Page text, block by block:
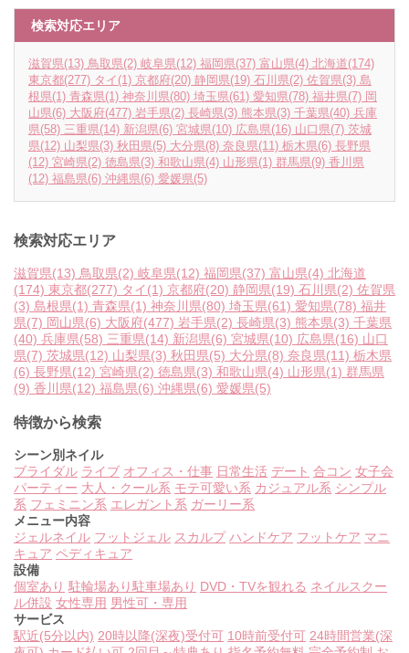
検索対応エリア
滋賀県(13) 鳥取県(2) 岐阜県(12) 福岡県(37) 富山県(4) 北海道(174)
東京都(277) タイ (1) 京都府(20) 静岡県(19) 石川県(2) 佐賀県(3) 島
根県(1) 青森県(1) 神奈川県(80) 埼玉県(61) 愛知県(78) 福井県(7) 岡
山県(6) 大阪府(477) 岩手県(2) 長崎県(3) 熊本県(3) 千葉県(40) 兵庫
県(58) 三重県(14) 新潟県(6) 宮城県(10) 広島県(16) 山口県(7) 茨城
県(12) 山梨県(3) 秋田県(5) 大分県(8) 奈良県(11) 栃木県(6) 長野県
(12) 宮崎県(2) 徳島県(3) 和歌山県(4) 山形県(1) 群馬県(9) 香川県
(12) 福島県(6) 沖縄県(6) 愛媛県(5)
検索対応エリア
滋賀県(13) 鳥取県(2) 岐阜県(12) 福岡県(37) 富山県(4) 北海道
(174) 東京都(277) タイ(1) 京都府(20) 静岡県(19) 石川県(2) 佐賀県
(3) 島根県(1) 青森県(1) 神奈川県(80) 埼玉県(61) 愛知県(78) 福井
県(7) 岡山県(6) 大阪府(477) 岩手県(2) 長崎県(3) 熊本県(3) 千葉県
(40) 兵庫県(58) 三重県(14) 新潟県(6) 宮城県(10) 広島県(16) 山口
県(7) 茨城県(12) 山梨県(3) 秋田県(5) 大分県(8) 奈良県(11) 栃木県
(6) 長野県(12) 宮崎県(2) 徳島県(3) 和歌山県(4) 山形県(1) 群馬県
(9) 香川県(12) 福島県(6) 沖縄県(6) 愛媛県(5)
特徴から検索
シーン別ネイル
ブライダル ライブ オフィス・仕事 日常生活 デート 合コン 女子会
パーティー 大人・クール系 モテ可愛い系 カジュアル系 シンプル
系 フェミニン系 エレガント系 ガーリー系
メニュー内容
ジェルネイル フットジェル スカルプ ハンドケア フットケア マニ
キュア ペディキュア
設備
個室あり 駐輪場あり駐車場あり DVD・TVを観れる ネイルスクー
ル併設 女性専用 男性可・専用
サービス
駅近(5分以内) 20時以降(深夜)受付可 10時前受付可 24時間営業(深